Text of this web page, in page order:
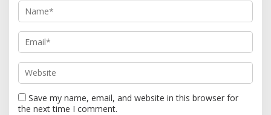
Save my name, email, and website in this browser for
the next time I comment.